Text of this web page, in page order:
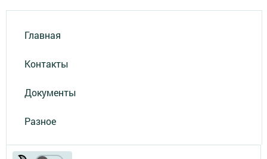
Главная
Контакты
Документы
Разное